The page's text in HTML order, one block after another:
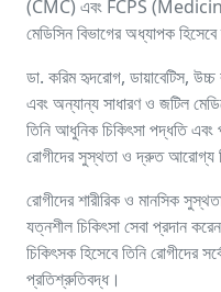
(CMC) এবং FCPS (Medicine)
মেডিসিন বিভাগের অধ্যাপক
ডা. করিম হৃদরোগ, ডায়াবেটিস,
এবং অন্যান্য সাধারণ ও জটিল
তিনি আধুনিক চিকিৎসা পদ্ধতি এবং
রোগীদের সুস্থতা ও দ্রুত আরোগ্য
রোগীদের শারীরিক ও মানসিক
যত্নশীল চিকিৎসা সেবা প্রদান
চিকিৎসক হিসেবে তিনি রোগীদের
প্রতিশ্রুতিবদ্ধ।